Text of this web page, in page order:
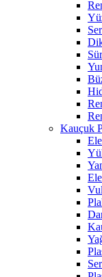
Kauçuk